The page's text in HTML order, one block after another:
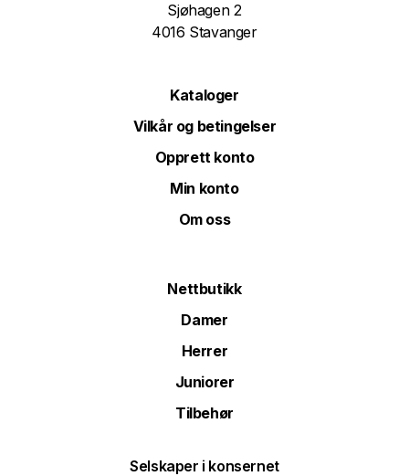
Sjøhagen 2
4016 Stavanger
Kataloger
Vilkår og betingelser
Opprett konto
Min konto
Om oss
Nettbutikk
Damer
Herrer
Juniorer
Tilbehør
Selskaper i konsernet